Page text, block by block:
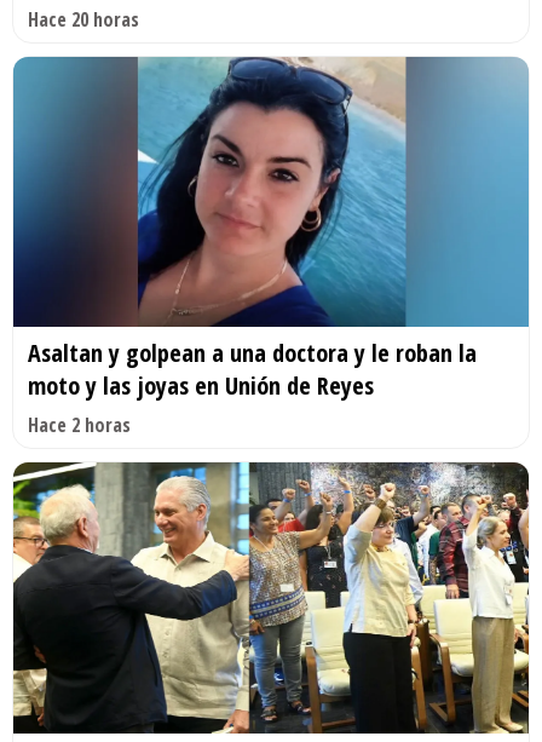
Hace 20 horas
Asaltan y golpean a una doctora y le roban la
moto y las joyas en Unión de Reyes
Hace 2 horas